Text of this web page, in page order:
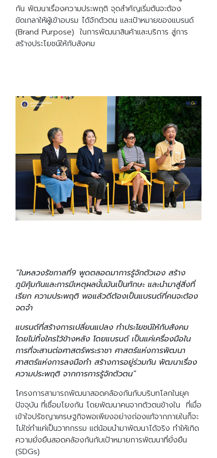
กัน พัฒนาเรื่องความประพฤติ จุดสำคัญเริ่มต้นจะต้อง
ขัดเกลาให้ผู้เข้าอบรม ได้จักตัวตน และเป้าหมายของแบรนด์
(Brand Purpose) ในการพัฒนาสินค้าและบริการ สู่การ
สร้างประโยชน์ให้กับสังคม
“ในหลวงรัชกาลที่9 พูดตลอดมาการรู้จักตัวเอง สร้าง
ภูมิคุ้มกันและการมีเหตุผลนั้นมันเป็นทักษะ และนํามาสู่สิ่งที่
เรียก ความประพฤติ พอแล้วดีต้องเป็นแบรนด์ที่คนจะต้อง
จดจํา
แบรนด์ที่สร้างการเปลี่ยนแปลง ทำประโยชน์ให้กับสังคม
โดยไม่ทิ้งใครไว้ข้างหลัง โดยแบรนด์ เป็นแค่เครื่องมือใน
การที่จะสานต่อศาสตร์พระราชา ศาสตร์แห่งการพัฒนา
ศาสตร์แห่งการลงมือทำ สร้างการอยู่ร่วมกัน พัฒนาเรื่อง
ความประพฤติ จากการการรู้จักตัวตน”
โครงการสามารถพัฒนาสอดคล้องกันกับบริบทโลกในยุค
ปัจจุบัน ที่เชื่อมโยงกัน โดยพัฒนาคนจากตัวตนข้างใน ที่เมื่อ
เข้าใจปรัชญาเศรษฐกิจพอเพียงอย่างถ่องแท้จากภายในก็จะ
ไม่ใช่ทำแค่เป็นวาทกรรม แต่น้อมนำมาพัฒนาได้จริง ทำให้เกิด
ความยั่งยืนสอดคล้องกันกับเป้าหมายการพัฒนาที่ยั่งยืน
(SDGs)